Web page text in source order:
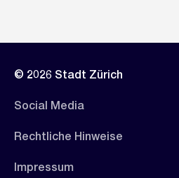
© 2026 Stadt Zürich
Social Media
Rechtliche Hinweise
Impressum